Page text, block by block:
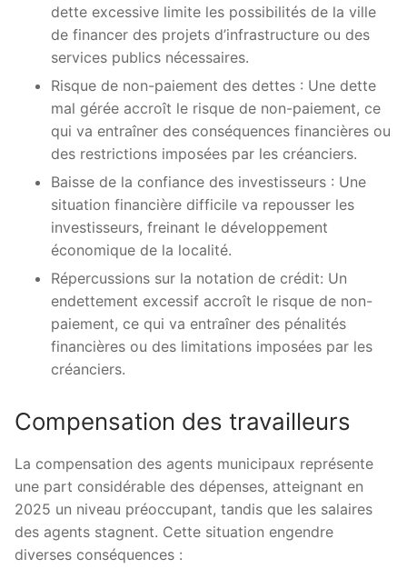
dette excessive limite les possibilités de la ville
de financer des projets d’infrastructure ou des
services publics nécessaires.
Risque de non-paiement des dettes : Une dette
mal gérée accroît le risque de non-paiement, ce
qui va entraîner des conséquences financières ou
des restrictions imposées par les créanciers.
Baisse de la confiance des investisseurs : Une
situation financière difficile va repousser les
investisseurs, freinant le développement
économique de la localité.
Répercussions sur la notation de crédit: Un
endettement excessif accroît le risque de non-
paiement, ce qui va entraîner des pénalités
financières ou des limitations imposées par les
créanciers.
Compensation des travailleurs
La compensation des agents municipaux représente
une part considérable des dépenses, atteignant en
2025 un niveau préoccupant, tandis que les salaires
des agents stagnent. Cette situation engendre
diverses conséquences :